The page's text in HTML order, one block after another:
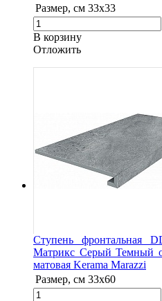
Размер, см 33х33
В корзину
Oтложить
Ступень фронтальная
Матрикс Серый Темный
матовая Kerama Marazzi
Размер, см 33x60